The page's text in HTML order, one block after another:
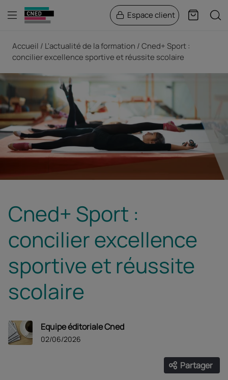
Menu Espace client Panier
Accueil L'actualité de la formation
Cned+ Sport :
concilier excellence sportive et réussite scolaire
Cned+ Sport :
concilier excellence
sportive et réussite
scolaire
Equipe éditoriale Cned
02/06/2026
Partager
Ouvrir